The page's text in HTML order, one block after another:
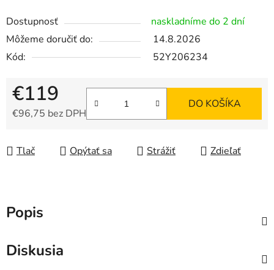
Dostupnosť
naskladníme do 2 dní
Môžeme doručiť do:
14.8.2026
Kód:
52Y206234
€119
€96,75 bez DPH
DO KOŠÍKA
Tlač Opýtať sa Strážiť Zdieľať
Popis
Diskusia